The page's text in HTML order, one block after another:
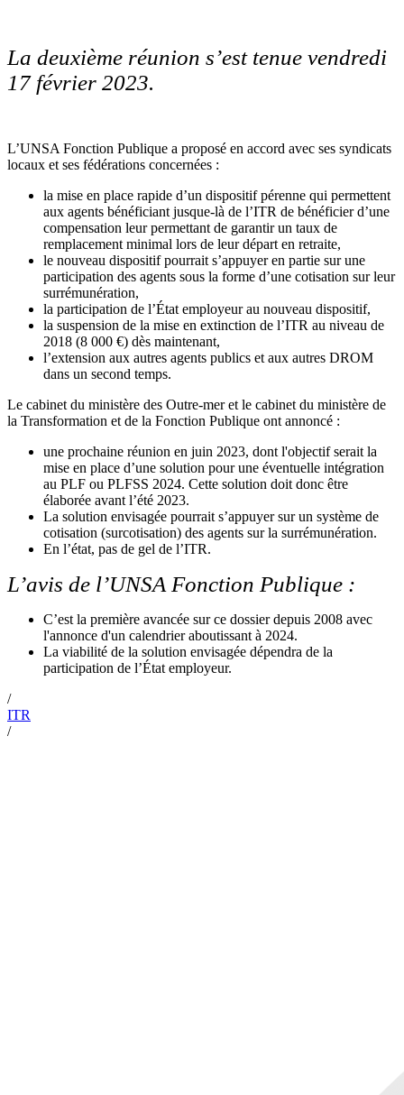
La deuxième réunion s’est tenue vendredi
17 février 2023.
L’UNSA Fonction Publique a proposé en accord avec ses syndicats
locaux et ses fédérations concernées :
la mise en place rapide d’un dispositif pérenne qui permettent
aux agents bénéficiant jusque-là de l’ITR de bénéficier d’une
compensation leur permettant de garantir un taux de
remplacement minimal lors de leur départ en retraite,
le nouveau dispositif pourrait s’appuyer en partie sur une
participation des agents sous la forme d’une cotisation sur leur
surrémunération,
la participation de l’État employeur au nouveau dispositif,
la suspension de la mise en extinction de l’ITR au niveau de
2018 (8 000 €) dès maintenant,
l’extension aux autres agents publics et aux autres DROM
dans un second temps.
Le cabinet du ministère des Outre-mer et le cabinet du ministère de
la Transformation et de la Fonction Publique ont annoncé :
une prochaine réunion en juin 2023, dont l'objectif serait la
mise en place d’une solution pour une éventuelle intégration
au PLF ou PLFSS 2024. Cette solution doit donc être
élaborée avant l’été 2023.
La solution envisagée pourrait s’appuyer sur un système de
cotisation (surcotisation) des agents sur la surrémunération.
En l’état, pas de gel de l’ITR.
L’avis de l’UNSA Fonction Publique :
C’est la première avancée sur ce dossier depuis 2008 avec
l'annonce d'un calendrier aboutissant à 2024.
La viabilité de la solution envisagée dépendra de la
participation de l’État employeur.
/
ITR
/